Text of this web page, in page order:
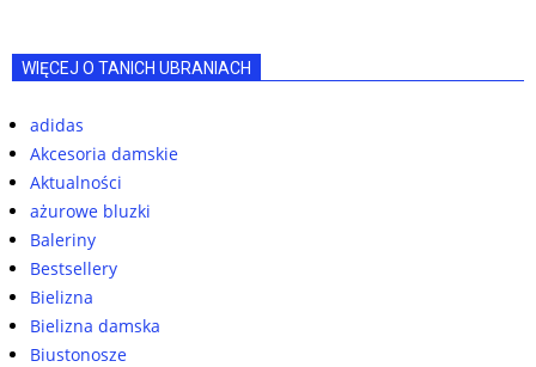
WIĘCEJ O TANICH UBRANIACH
adidas
Akcesoria damskie
Aktualności
ażurowe bluzki
Baleriny
Bestsellery
Bielizna
Bielizna damska
Biustonosze